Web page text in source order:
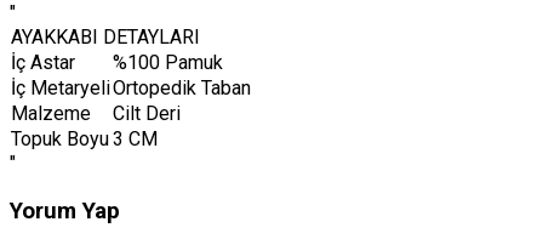
"
AYAKKABI DETAYLARI
İç Astar
%100 Pamuk
İç MetaryeliOrtopedik Taban
Malzeme
Cilt Deri
Topuk Boyu3 CM
"
Yorum Yap